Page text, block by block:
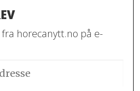
horecanytt.no på e-